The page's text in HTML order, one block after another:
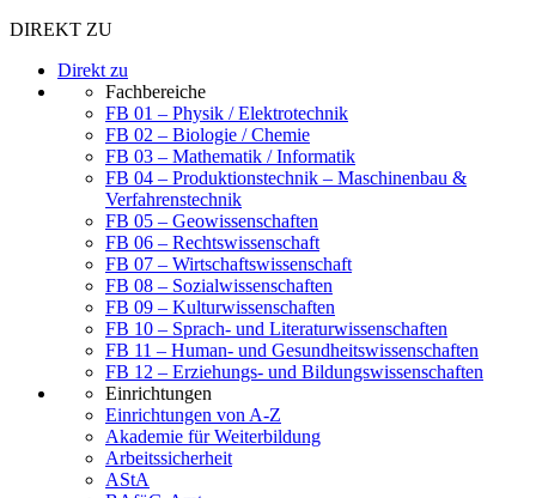
DIREKT ZU
Direkt zu
Fachbereiche
FB 01 – Physik / Elektrotechnik
FB 02 – Biologie / Chemie
FB 03 – Mathematik / Informatik
FB 04 – Produktionstechnik – Maschinenbau &
Verfahrenstechnik
FB 05 – Geowissenschaften
FB 06 – Rechtswissenschaft
FB 07 – Wirtschaftswissenschaft
FB 08 – Sozialwissenschaften
FB 09 – Kulturwissenschaften
FB 10 – Sprach- und Literaturwissenschaften
FB 11 – Human- und Gesundheitswissenschaften
FB 12 – Erziehungs- und Bildungswissenschaften
Einrichtungen
Einrichtungen von A-Z
Akademie für Weiterbildung
Arbeitssicherheit
AStA